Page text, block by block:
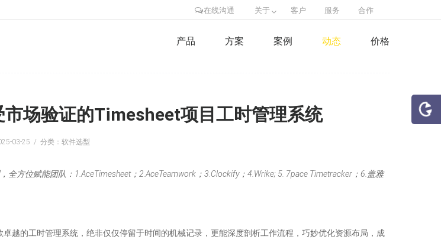
在线沟通 关于 客户 服务 合作
产品 方案 案例 动态 价格
场验证的Timesheet项目工时管理系统
03-25 分类：软件选型
方位赋能团队：1.AceTimesheet；2.AceTeamwork；3.Clockify；4.Wrike; 5. 7pace Timetracker；6.盖雅
越的工时管理系统，绝非仅仅停留于时间的机械记录，更能深度剖析工作流程，巧妙优化资源布局，成